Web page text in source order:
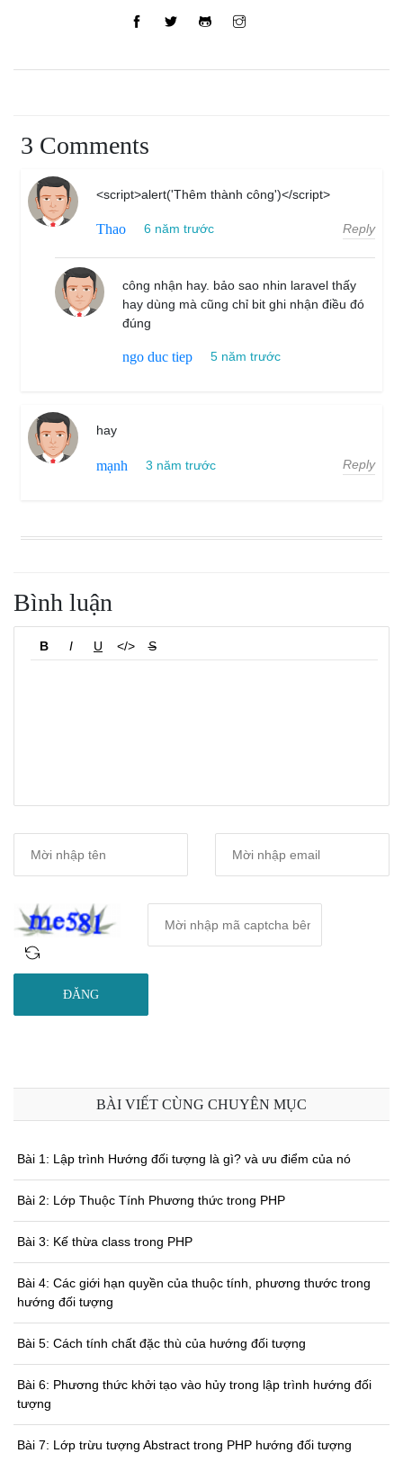
3 Comments
<script>alert('Thêm thành công')</script>
Thao 6 năm trước Reply
công nhận hay. bảo sao nhin laravel thấy
hay dùng mà cũng chỉ bit ghi nhận điều đó
đúng
ngo duc tiep 5 năm trước
hay
mạnh 3 năm trước Reply
Bình luận
B I U </> S
ĐĂNG
BÀI VIẾT CÙNG CHUYÊN MỤC
Bài 1: Lập trình Hướng đối tượng là gì? và ưu điểm của nó
Bài 2: Lớp Thuộc Tính Phương thức trong PHP
Bài 3: Kế thừa class trong PHP
Bài 4: Các giới hạn quyền của thuộc tính, phương thước trong
hướng đối tượng
Bài 5: Cách tính chất đặc thù của hướng đối tượng
Bài 6: Phương thức khởi tạo vào hủy trong lập trình hướng đối
tượng
Bài 7: Lớp trừu tượng Abstract trong PHP hướng đối tượng